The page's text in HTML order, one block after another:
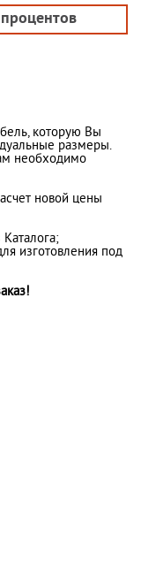
которую Вы
размеры.
необходимо
новой цены
изготовления под